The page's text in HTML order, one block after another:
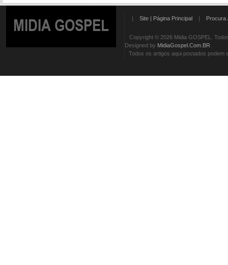
MIDIA GOSPEL | Site | Página Principal | Procura
Copyright © 2026 Midia GOSPEL.
Designed by MidiaGospel.Com.BR
Todos os artigos aqui postados podem